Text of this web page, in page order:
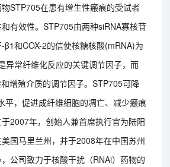
STP705在患有增生性瘢痕的受试者
有效性。STP705由两种siRNA寡核苷
β1和COX-2的信使核糖核酸(mRNA)为
异常纤维化反应的关键调节因子，而
增殖介质的调节因子。STP705可降
平，促进成纤维细胞的凋亡、减少瘢痕
2007年，创始人兼首席执行官为陆阳
国马里兰州，并于2008年在中国苏州
公司致力于核酸干扰（RNAi）药物的